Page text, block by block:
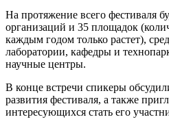
На протяжение всего фестиваля
организаций и 35 площадок
каждым годом только растет),
лаборатории, кафедры и
научные центры.
В конце встречи спикеры
развития фестиваля, а также
интересующихся стать его